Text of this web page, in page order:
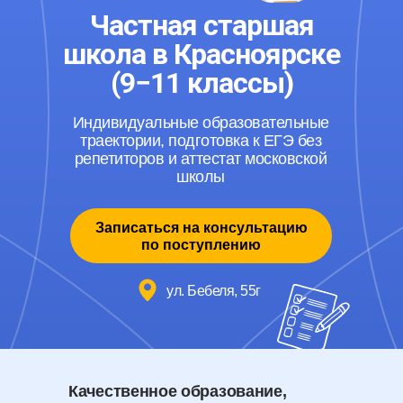
Частная старшая
школа в Красноярске
(9−11 классы)
Индивидуальные образовательные
траектории, подготовка к ЕГЭ без
репетиторов и аттестат московской
школы
ул. Бебеля, 55г
Записаться на консультацию
по поступлению
Качественное образование,